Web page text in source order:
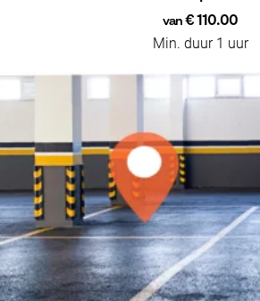
van€ 110.00
Min. duur 1 uur